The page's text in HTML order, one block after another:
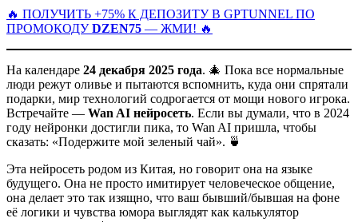
🔥 ПОЛУЧИТЬ +75% К ДЕПОЗИТУ В GPTUNNEL ПО
ПРОМОКОДУDZEN75 — ЖМИ! 🔥
На календаре 24 декабря 2025 года. 🎄 Пока все нормальные
люди режут оливье и пытаются вспомнить, куда они спрятали
подарки, мир технологий содрогается от мощи нового игрока.
Встречайте — Wan AI нейросеть. Если вы думали, что в 2024
году нейронки достигли пика, то Wan AI пришла, чтобы
сказать: «Подержите мой зеленый чай». 🍵
Эта нейросеть родом из Китая, но говорит она на языке
будущего. Она не просто имитирует человеческое общение,
она делает это так изящно, что ваш бывший/бывшая на фоне
её логики и чувства юмора выглядят как калькулятор